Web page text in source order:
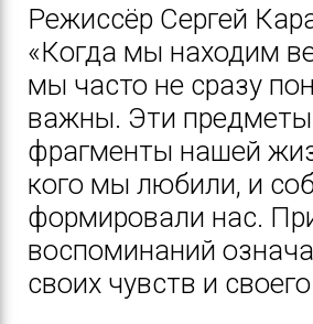
Режиссёр Сергей
«Когда мы находим
мы часто не сразу
важны. Эти предметы
фрагменты нашей
кого мы любили, и
формировали нас.
воспоминаний
своих чувств и